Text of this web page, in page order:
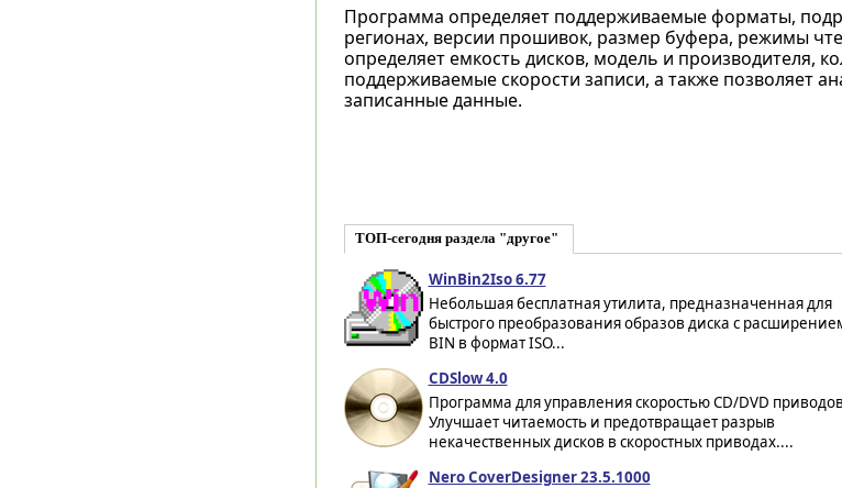
Программа определяет поддерживаемые форматы,
регионах, версии прошивок, размер буфера, режимы
определяет емкость дисков, модель и производителя,
поддерживаемые скорости записи, а также позволяет
записанные данные.
ТОП-сегодня раздела "другое"
WinBin2Iso 6.77
Небольшая бесплатная утилита, предназначенная для
быстрого преобразования образов диска с
BIN в формат ISO...
CDSlow 4.0
Программа для управления скоростью CD/DVD
Улучшает читаемость и предотвращает разрыв
некачественных дисков в скоростных приводах....
Nero CoverDesigner 23.5.1000